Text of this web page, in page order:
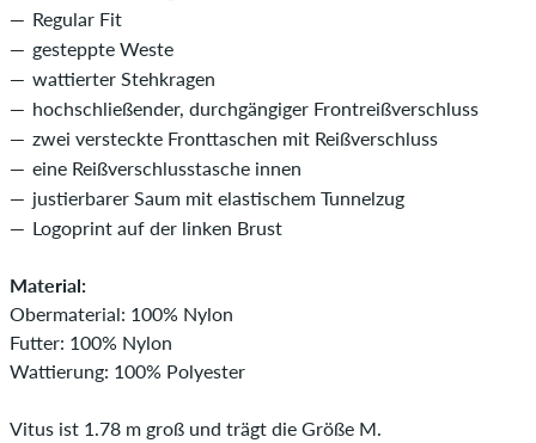
Regular Fit
gesteppte Weste
wattierter Stehkragen
hochschließender, durchgängiger Frontreißverschluss
zwei versteckte Fronttaschen mit Reißverschluss
eine Reißverschlusstasche innen
justierbarer Saum mit elastischem Tunnelzug
Logoprint auf der linken Brust
Material:
Obermaterial: 100% Nylon
Futter: 100% Nylon
Wattierung: 100% Polyester
Vitus ist 1.78 m groß und trägt die Größe M.